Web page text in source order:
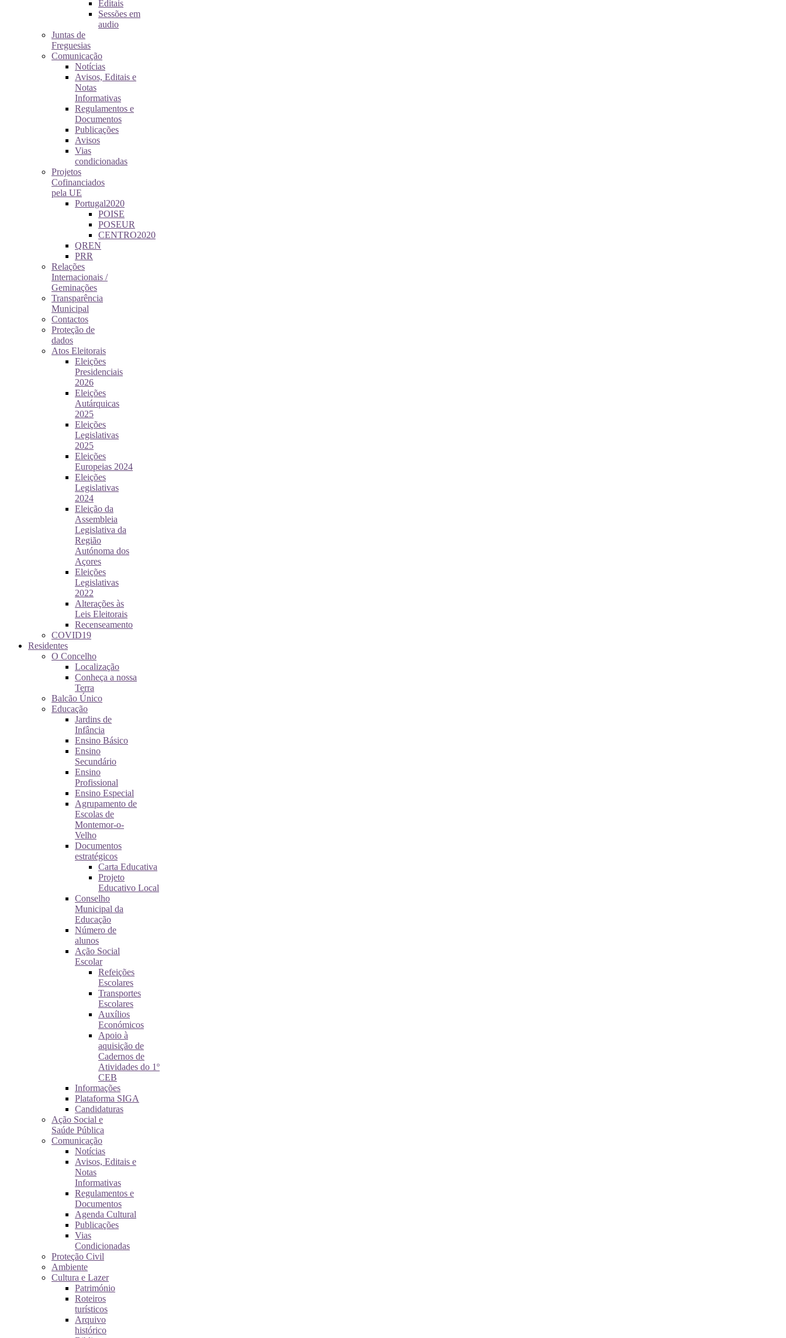
Editais
Sessões em
audio
Juntas de
Freguesias
Comunicação
Notícias
Avisos, Editais e
Notas
Informativas
Regulamentos e
Documentos
Publicações
Avisos
Vias
condicionadas
Projetos
Cofinanciados
pela UE
Portugal2020
POISE
POSEUR
CENTRO2020
QREN
PRR
Relações
Internacionais /
Geminações
Transparência
Municipal
Contactos
Proteção de
dados
Atos Eleitorais
Eleições
Presidenciais
2026
Eleições
Autárquicas
2025
Eleições
Legislativas
2025
Eleições
Europeias 2024
Eleições
Legislativas
2024
Eleição da
Assembleia
Legislativa da
Região
Autónoma dos
Açores
Eleições
Legislativas
2022
Alterações às
Leis Eleitorais
Recenseamento
COVID19
Residentes
O Concelho
Localização
Conheça a nossa
Terra
Balcão Único
Educação
Jardins de
Infância
Ensino Básico
Ensino
Secundário
Ensino
Profissional
Ensino Especial
Agrupamento de
Escolas de
Montemor-o-
Velho
Documentos
estratégicos
Carta Educativa
Projeto
Educativo Local
Conselho
Municipal da
Educação
Número de
alunos
Ação Social
Escolar
Refeições
Escolares
Transportes
Escolares
Auxílios
Económicos
Apoio à
aquisição de
Cadernos de
Atividades do 1º
CEB
Informações
Plataforma SIGA
Candidaturas
Ação Social e
Saúde Pública
Comunicação
Notícias
Avisos, Editais e
Notas
Informativas
Regulamentos e
Documentos
Agenda Cultural
Publicações
Vias
Condicionadas
Proteção Civil
Ambiente
Cultura e Lazer
Património
Roteiros
turísticos
Arquivo
histórico